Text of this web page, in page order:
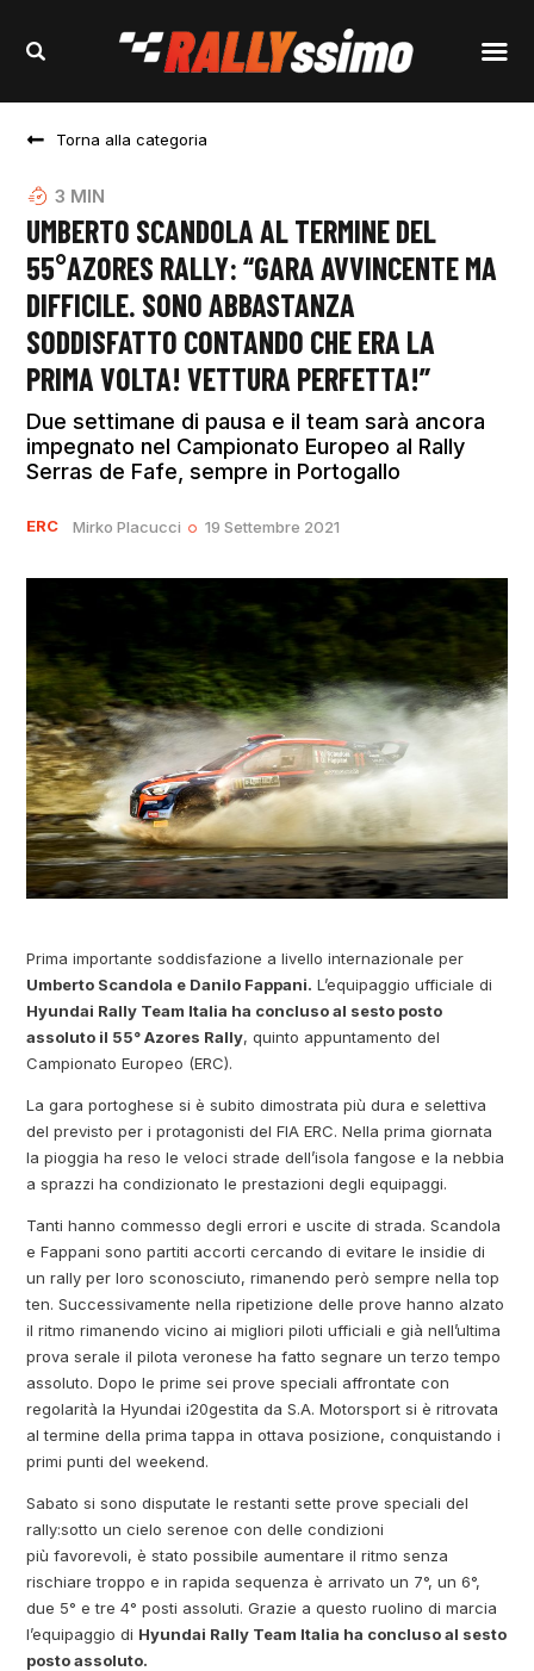
Torna alla categoria
3 MIN
UMBERTO SCANDOLA AL TERMINE DEL
55°AZORES RALLY: “GARA AVVINCENTE MA
DIFFICILE. SONO ABBASTANZA
SODDISFATTO CONTANDO CHE ERA LA
PRIMA VOLTA! VETTURA PERFETTA!”
Due settimane di pausa e il team sarà ancora
impegnato nel Campionato Europeo al Rally
Serras de Fafe, sempre in Portogallo
ERC Mirko Placucci 19 Settembre 2021
Prima importante soddisfazione a livello internazionale per
Umberto Scandola e Danilo Fappani. L’equipaggio ufficiale di
Hyundai Rally Team Italia ha concluso al sesto posto
assoluto il 55° Azores Rally, quinto appuntamento del
Campionato Europeo (ERC).
La gara portoghese si è subito dimostrata più dura e selettiva
del previsto per i protagonisti del FIA ERC. Nella prima giornata
la pioggia ha reso le veloci strade dell’isola fangose e la nebbia
a sprazzi ha condizionato le prestazioni degli equipaggi.
Tanti hanno commesso degli errori e uscite di strada. Scandola
e Fappani sono partiti accorti cercando di evitare le insidie di
un rally per loro sconosciuto, rimanendo però sempre nella top
ten. Successivamente nella ripetizione delle prove hanno alzato
il ritmo rimanendo vicino ai migliori piloti ufficiali e già nell’ultima
prova serale il pilota veronese ha fatto segnare un terzo tempo
assoluto. Dopo le prime sei prove speciali affrontate con
regolarità la Hyundai i20gestita da S.A. Motorsport si è ritrovata
al termine della prima tappa in ottava posizione, conquistando i
primi punti del weekend.
Sabato si sono disputate le restanti sette prove speciali del
rally:sotto un cielo serenoe con delle condizioni
più favorevoli, è stato possibile aumentare il ritmo senza
rischiare troppo e in rapida sequenza è arrivato un 7°, un 6°,
due 5° e tre 4° posti assoluti. Grazie a questo ruolino di marcia
l’equipaggio di Hyundai Rally Team Italia ha concluso al sesto
posto assoluto.